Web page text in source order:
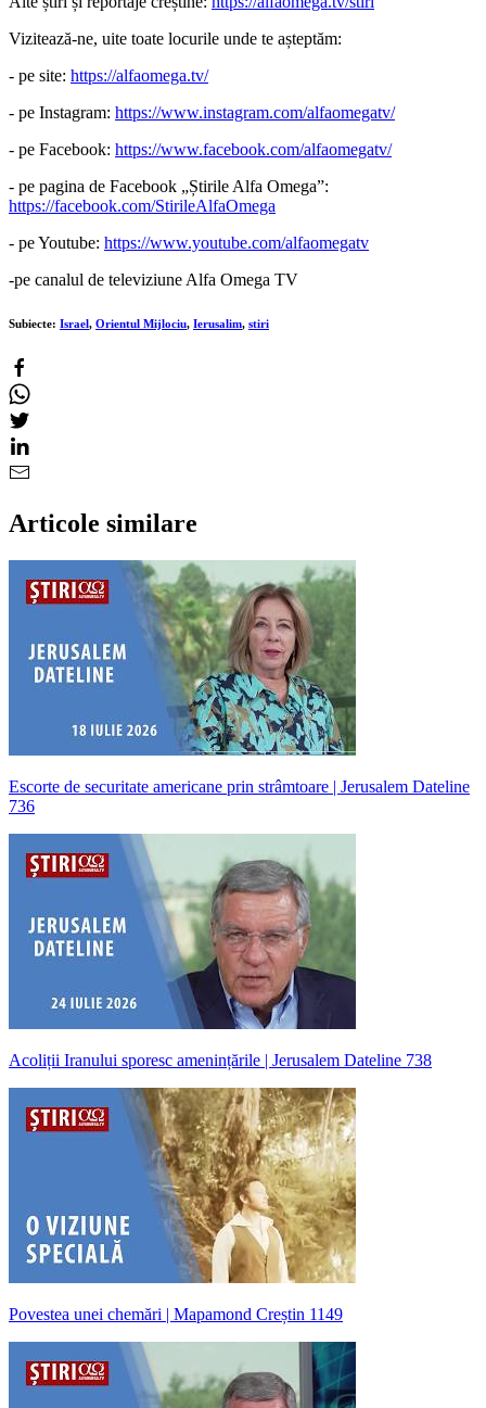
Vizitează-ne, uite toate locurile unde te așteptăm:
- pe site: https://alfaomega.tv/
- pe Instagram: https://www.instagram.com/alfaomegatv/
- pe Facebook: https://www.facebook.com/alfaomegatv/
- pe pagina de Facebook „Știrile Alfa Omega”:
https://facebook.com/StirileAlfaOmega
- pe Youtube: https://www.youtube.com/alfaomegatv
-pe canalul de televiziune Alfa Omega TV
Subiecte: Israel, Orientul Mijlociu, Ierusalim, stiri
Articole similare
Escorte de securitate americane prin strâmtoare | Jerusalem Dateline
736
Acoliții Iranului sporesc amenințările | Jerusalem Dateline 738
Povestea unei chemări | Mapamond Creștin 1149